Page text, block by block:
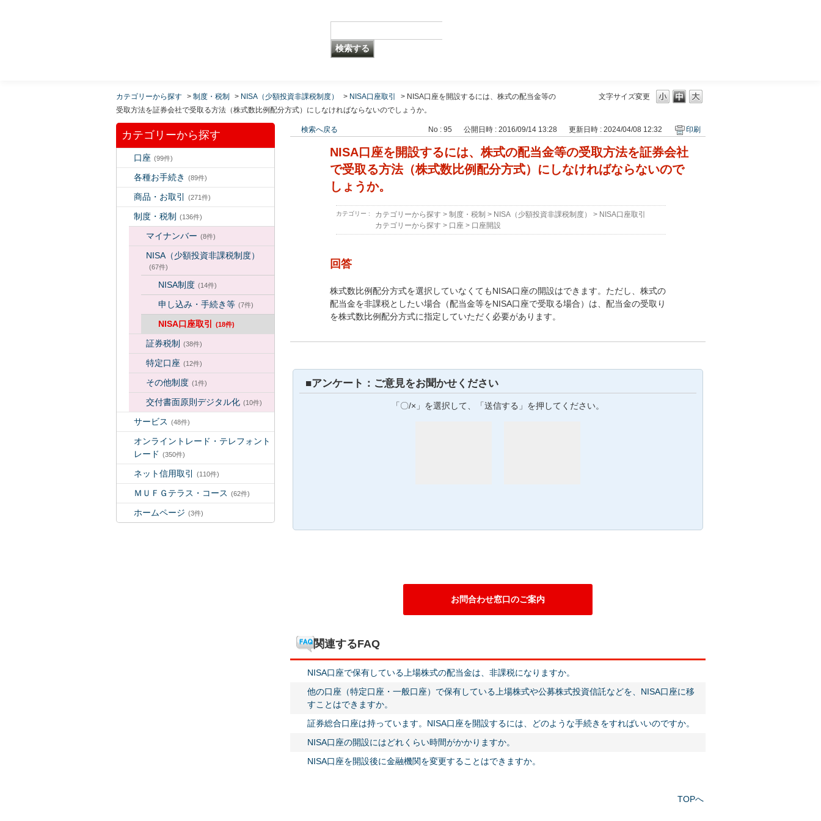
文字サイズ変更
カテゴリーから探す > 制度・税制 > NISA（少額投資非課税制度） > NISA口座取引 > NISA口座を開設するには、株式の配当金等の
受取方法を証券会社で受取る方法（株式数比例配分方式）にしなければならないのでしょうか。
カテゴリーから探す
口座 (99件)
各種お手続き (89件)
商品・お取引 (271件)
制度・税制 (136件)
マイナンバー (8件)
NISA（少額投資非課税制度）
(67件)
NISA制度 (14件)
申し込み・手続き等 (7件)
NISA口座取引 (18件)
証券税制 (38件)
特定口座 (12件)
その他制度 (1件)
交付書面原則デジタル化 (10件)
サービス (48件)
オンライントレード・テレフォント
レード (350件)
ネット信用取引 (110件)
ＭＵＦＧテラス・コース (62件)
ホームページ (3件)
検索へ戻る No : 95 公開日時 : 2016/09/14 13:28 更新日時 : 2024/04/08 12:32 印刷
NISA口座を開設するには、株式の配当金等の受取方法を証券会社
で受取る方法（株式数比例配分方式）にしなければならないので
しょうか。
カテゴリー : カテゴリーから探す > 制度・税制 > NISA（少額投資非課税制度） > NISA口座取引
カテゴリーから探す > 口座 > 口座開設
回答
株式数比例配分方式を選択していなくてもNISA口座の開設はできます。ただし、株式の
配当金を非課税としたい場合（配当金等をNISA口座で受取る場合）は、配当金の受取り
を株式数比例配分方式に指定していただく必要があります。
■アンケート：ご意見をお聞かせください
「〇/×」を選択して、「送信する」を押してください。
お問合わせ窓口のご案内
関連するFAQ
NISA口座で保有している上場株式の配当金は、非課税になりますか。
他の口座（特定口座・一般口座）で保有している上場株式や公募株式投資信託などを、NISA口座に移
すことはできますか。
証券総合口座は持っています。NISA口座を開設するには、どのような手続きをすればいいのですか。
NISA口座の開設にはどれくらい時間がかかりますか。
NISA口座を開設後に金融機関を変更することはできますか。
TOPへ